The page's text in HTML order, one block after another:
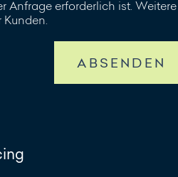
Anfrage erforderlich ist. Weitere
ABSENDEN